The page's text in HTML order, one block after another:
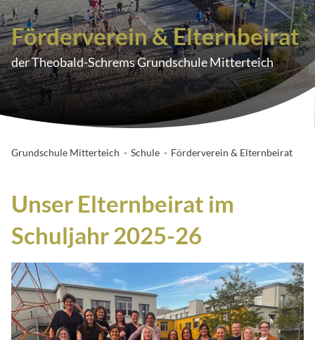
Förderverein & Elternbeirat
der Theobald-Schrems Grundschule Mitterteich
Grundschule Mitterteich Schule Förderverein & Elternbeirat
Unser Elternbeirat im
Schuljahr 2025-26